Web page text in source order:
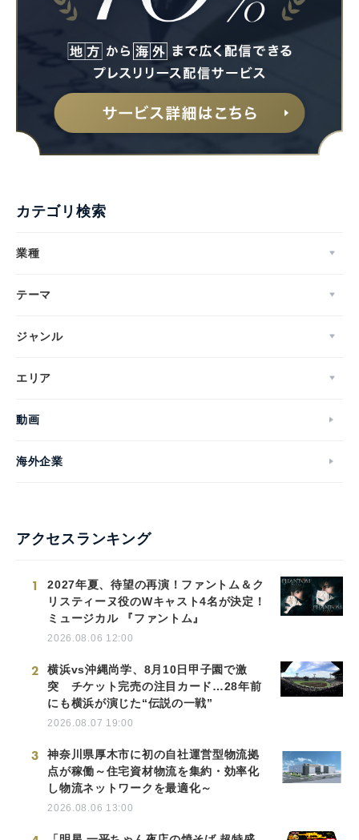
カテゴリ検索
業種
テーマ
ジャンル
エリア
動画
海外企業
アクセスランキング
1
2027年夏、待望の再演！ファントム＆ク
リスティーヌ役のWキャスト4名が決定！
ミュージカル 『ファントム』
2026.08.06 12:00
2
横浜vs沖縄尚学、8月10日甲子園で激
突 チケット完売の注目カード…28年前
にも横浜が演じた“伝説の一戦”
2026.08.07 19:00
3
神奈川県厚木市に初の自社運営型物流拠
点が稼働～住宅資材物流を集約・効率化
し物流ネットワークを最適化～
2026.08.06 13:00